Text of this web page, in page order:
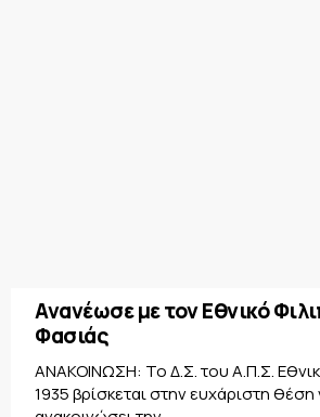
Ανανέωσε με τον Εθνικό
Φασιάς
ΑΝΑΚΟΙΝΩΣΗ: Το Δ.Σ. του Α.Π.Σ.
1935 βρίσκεται στην ευχάριστη